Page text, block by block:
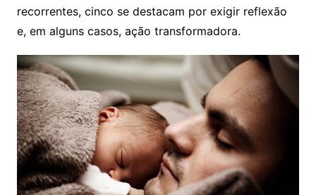
recorrentes, cinco se destacam por exigir reflexão
e, em alguns casos, ação transformadora.